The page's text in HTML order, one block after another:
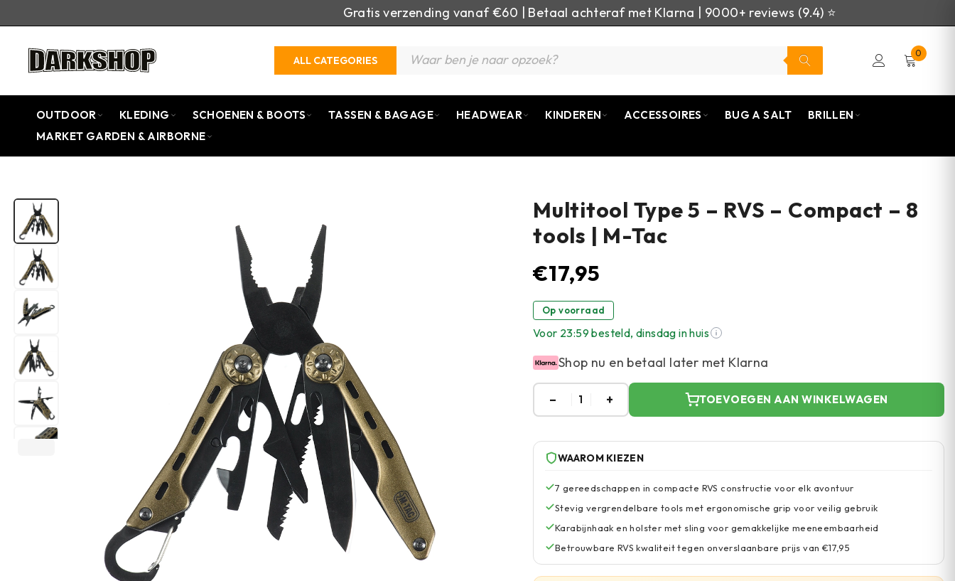
Gratis verzending vanaf €60 | Betaal achteraf met Klarna | 9000+ reviews (9.4) ⭐
ALL CATEGORIES
0
OUTDOOR KLEDING SCHOENEN & BOOTS TASSEN & BAGAGE HEADWEAR KINDEREN ACCESSOIRES BUG A SALT
BRILLEN
MARKET GARDEN & AIRBORNE
Multitool Type 5 – RVS – Compact – 8
tools | M-Tac
€17,95
Op voorraad
Voor 23:59 besteld, dinsdag in huis
Shop nu en betaal later met Klarna
– 1 + TOEVOEGEN AAN WINKELWAGEN
WAAROM KIEZEN
7 gereedschappen in compacte RVS constructie voor elk avontuur
Stevig vergrendelbare tools met ergonomische grip voor veilig gebruik
Karabijnhaak en holster met sling voor gemakkelijke meeneembaarheid
Betrouwbare RVS kwaliteit tegen onverslaanbare prijs van €17,95